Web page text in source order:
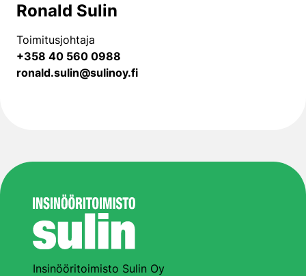
Ronald Sulin
Toimitusjohtaja
+358 40 560 0988
ronald.sulin@sulinoy.fi
Insinööritoimisto Sulin Oy